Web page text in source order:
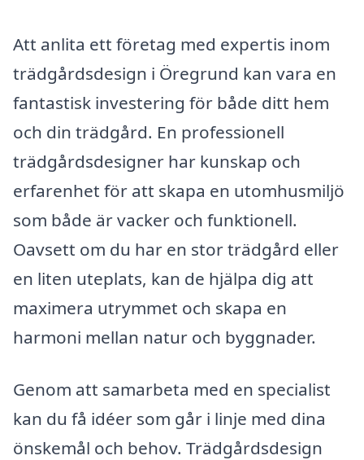
Att anlita ett företag med expertis inom
trädgårdsdesign i Öregrund kan vara en
fantastisk investering för både ditt hem
och din trädgård. En professionell
trädgårdsdesigner har kunskap och
erfarenhet för att skapa en utomhusmiljö
som både är vacker och funktionell.
Oavsett om du har en stor trädgård eller
en liten uteplats, kan de hjälpa dig att
maximera utrymmet och skapa en
harmoni mellan natur och byggnader.
Genom att samarbeta med en specialist
kan du få idéer som går i linje med dina
önskemål och behov. Trädgårdsdesign